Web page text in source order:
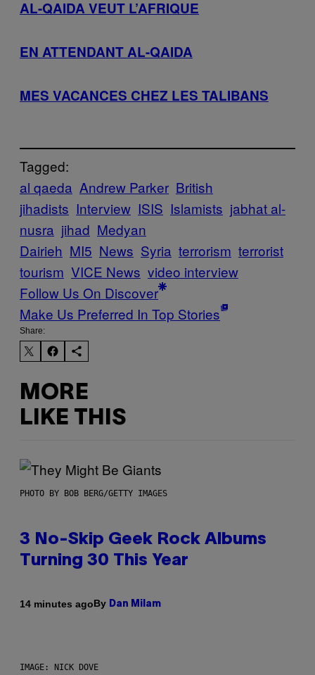
AL-QAIDA VEUT L’AFRIQUE
EN ATTENDANT AL-QAIDA
MES VACANCES CHEZ LES TALIBANS
Tagged:
al qaeda Andrew Parker British
jihadists Interview ISIS Islamists jabhat al-
nusra jihad Medyan
Dairieh MI5 News Syria terrorism terrorist
tourism VICE News video interview
Follow Us On Discover
Make Us Preferred In Top Stories
Share:
MORE
LIKE THIS
PHOTO BY BOB BERG/GETTY IMAGES
3 No-Skip Geek Rock Albums
Turning 30 This Year
14 minutes agoBy Dan Milam
IMAGE: NICK DOVE